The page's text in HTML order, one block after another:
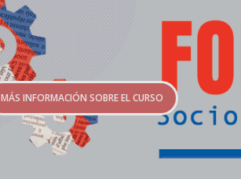
MÁS INFORMACIÓN SOBRE EL CURSO